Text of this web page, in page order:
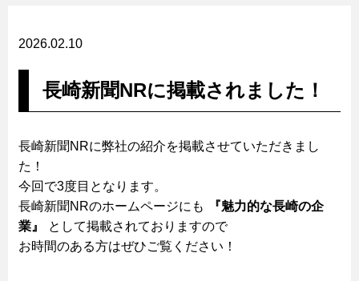
2026.02.10
長崎新聞NRに掲載されました！
長崎新聞NRに弊社の紹介を掲載させていただきまし
た！
今回で3度目となります。
長崎新聞NRのホームページにも
『魅力的な長崎の企
業』
として掲載されておりますので
お時間のある方はぜひご覧ください！